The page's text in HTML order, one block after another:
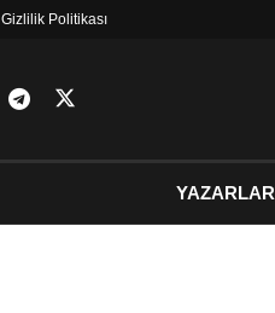
Gizlilik Politikası
YAZARLAR